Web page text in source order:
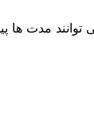
توانند مدت‌